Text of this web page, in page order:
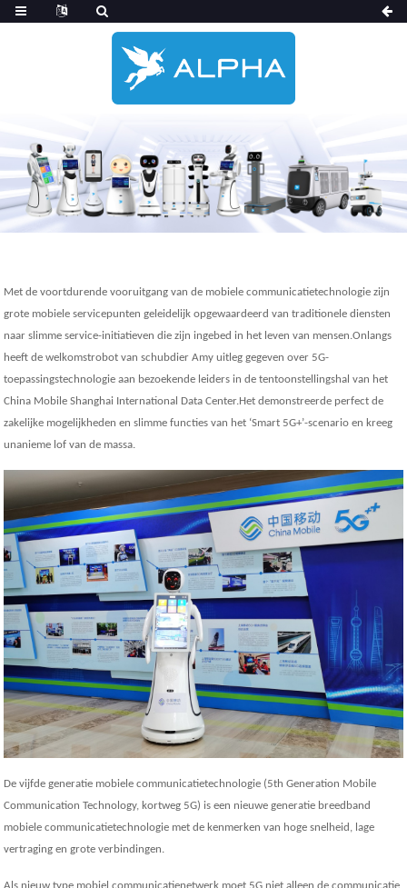
Met de voortdurende vooruitgang van de mobiele communicatietechnologie zijn
grote mobiele servicepunten geleidelijk opgewaardeerd van traditionele diensten
naar slimme service-initiatieven die zijn ingebed in het leven van mensen.Onlangs
heeft de welkomstrobot van schubdier Amy uitleg gegeven over 5G-
toepassingstechnologie aan bezoekende leiders in de tentoonstellingshal van het
China Mobile Shanghai International Data Center.Het demonstreerde perfect de
zakelijke mogelijkheden en slimme functies van het ‘Smart 5G+’-scenario en kreeg
unanieme lof van de massa.
De vijfde generatie mobiele communicatietechnologie (5th Generation Mobile
Communication Technology, kortweg 5G) is een nieuwe generatie breedband
mobiele communicatietechnologie met de kenmerken van hoge snelheid, lage
vertraging en grote verbindingen.